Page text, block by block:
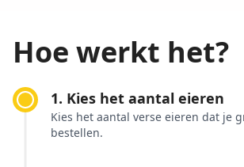
Hoe werkt het?
1. Kies het aantal eieren
Kies het aantal verse eieren dat je
bestellen.